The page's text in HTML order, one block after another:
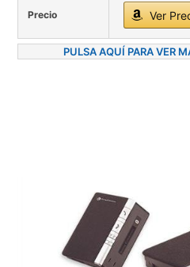
Precio Ver
PULSA AQUÍ PARA VER